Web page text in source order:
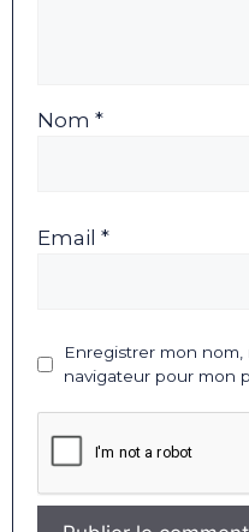
Nom *
Email *
Enregistrer mon
navigateur pour mon